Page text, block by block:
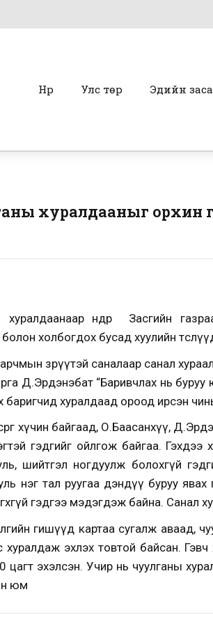
Нүүр Улс төр Эдийн
хуралдааныг орхин
өнөөдөр Засгийн
болон холбогдох бусад хуулийн
зөрүүтэй саналаар санал
Д.Эрдэнэбат “Баривчлах нь буруу
баригчид хуралдаад ороод ирсэн
хүчин байгаад, О.Баасанхүү,
гэдгийг ойлгож байгаа. Гэхдээ
шийтгэл ногдуулж болохгүй
нэг тал руугаа дэндүү буруу
гэдгээ мэдэгдэж байна. Санал
гишүүд картаа сугалж аваад,
хуралдаж эхлэх товтой байсан.
цагт эхэлсэн. Учир нь чуулганы
юм